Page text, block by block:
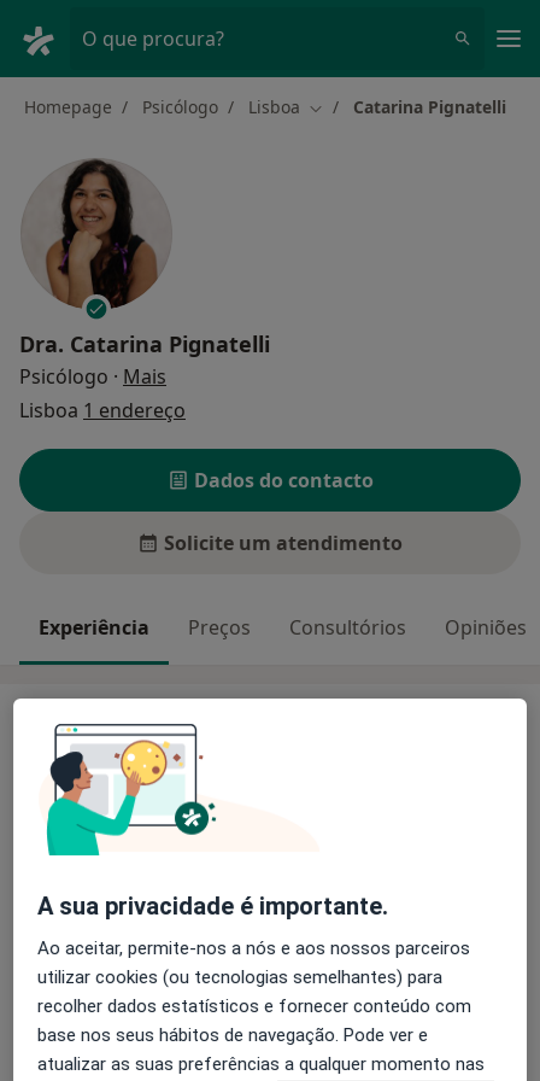
O que procura?
Homepage Psicólogo Lisboa Mudar de cidade
Catarina Pignatelli
Dra. Catarina Pignatelli
Psicólogo · Mais
Lisboa 1 endereço
Dados do contacto
Solicite um atendimento
Experiência Preços Consultórios Opiniões
Chamo-me Catarina , sou membro efetivo da ordem
dos psicólogosnº31073
área. Em 2023 fundei a PsyLogos uma
psicologia acessível
A minha prática clínica éintegrativapois avalio
sempre quais abordagens e técnicas melhor se
adaptam às tuas necessidades. Acredito numa
terapia colaborativa, onde trabalho lado a lado
contigo para queassumas o controlo da tua vida
A sua privacidade é importante.
Ao aceitar, permite-nos a nós e aos nossos parceiros
utilizar cookies (ou tecnologias semelhantes) para
recolher dados estatísticos e fornecer conteúdo com
base nos seus hábitos de navegação. Pode ver e
atualizar as suas preferências a qualquer momento nas